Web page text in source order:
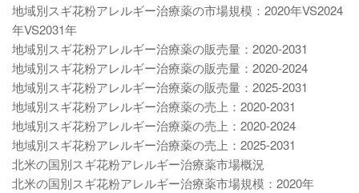
地域別スギ花粉アレルギー治療薬の市場規模：2020年VS2024
年VS2031年
地域別スギ花粉アレルギー治療薬の販売量：2020-2031
地域別スギ花粉アレルギー治療薬の販売量：2020-2024
地域別スギ花粉アレルギー治療薬の販売量：2025-2031
地域別スギ花粉アレルギー治療薬の売上：2020-2031
地域別スギ花粉アレルギー治療薬の売上：2020-2024
地域別スギ花粉アレルギー治療薬の売上：2025-2031
北米の国別スギ花粉アレルギー治療薬市場概況
北米の国別スギ花粉アレルギー治療薬市場規模：2020年